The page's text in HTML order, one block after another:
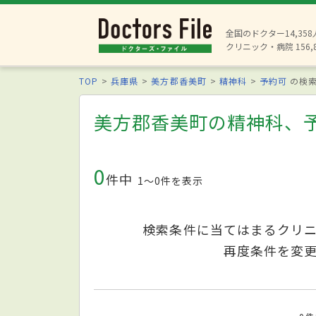
全国のドクター14,358
クリニック・病院
TOP 兵庫県 美方郡香美町 精神科 予約可 の検
美方郡香美町の精神科、
0件中 1〜0件を表示
検索条件に当てはまるクリ
再度条件を変